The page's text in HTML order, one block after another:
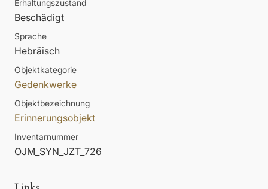
Erhaltungszustand
Beschädigt
Sprache
Hebräisch
Objektkategorie
Gedenkwerke
Objektbezeichnung
Erinnerungsobjekt
Inventarnummer
OJM_SYN_JZT_726